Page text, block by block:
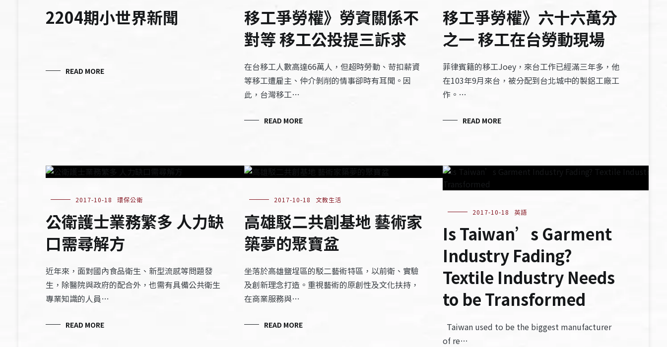
2204期小世界新聞
READ MORE
移工爭勞權》勞資關係不
對等 移工公投提三訴求
在台移工人數高達66萬人，但超時勞動、苛扣薪資
等移工遭雇主、仲介剝削的情事卻時有耳聞。因
此，台灣移工…
READ MORE
移工爭勞權》六十六萬分
之一 移工在台勞動現場
菲律賓籍的移工Joey，來台工作已經滿三年多，他
在103年9月來台，被分配到台北城中的製鋁工廠工
作。…
READ MORE
2017-10-18 環保公衛
公衛護士業務繁多 人力缺
口需尋解方
近年來，面對國內食品衛生、新型流感等問題發
生，除醫院與政府的配合外，也需有具備公共衛生
專業知識的人員…
READ MORE
2017-10-18 文教生活
高雄駁二共創基地 藝術家
築夢的聚寶盆
坐落於高雄鹽埕區的駁二藝術特區，以前衛、實驗
及創新理念打造。重視藝術的原創性及文化扶持，
在商業服務與…
READ MORE
2017-10-18 英語
Is Taiwan’s Garment
Industry Fading?
Textile Industry Needs
to be Transformed
Taiwan used to be the biggest manufacturer
of re…